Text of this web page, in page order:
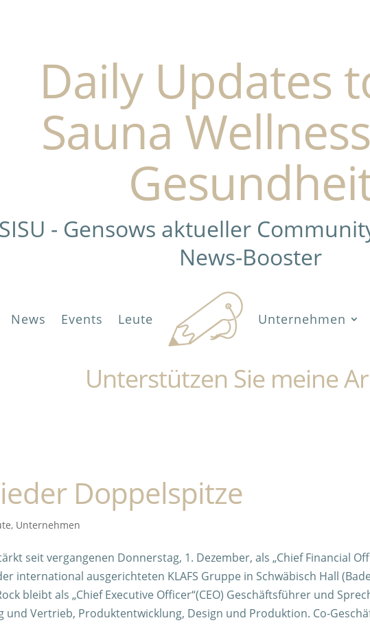
Daily Updates
Sauna
SISU - Gensows aktueller
News-Booster
News Events Leute Unternehmen
Unterstützen Sie meine
Doppelspitze
, Unternehmen
seit vergangenen Donnerstag, 1. Dezember, als „Chief Financial
international ausgerichteten KLAFS Gruppe in Schwäbisch Hall
bleibt als „Chief Executive Officer“(CEO) Geschäftsführer und
Vertrieb, Produktentwicklung, Design und Produktion. Co-